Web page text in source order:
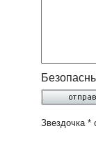
Звездочка *